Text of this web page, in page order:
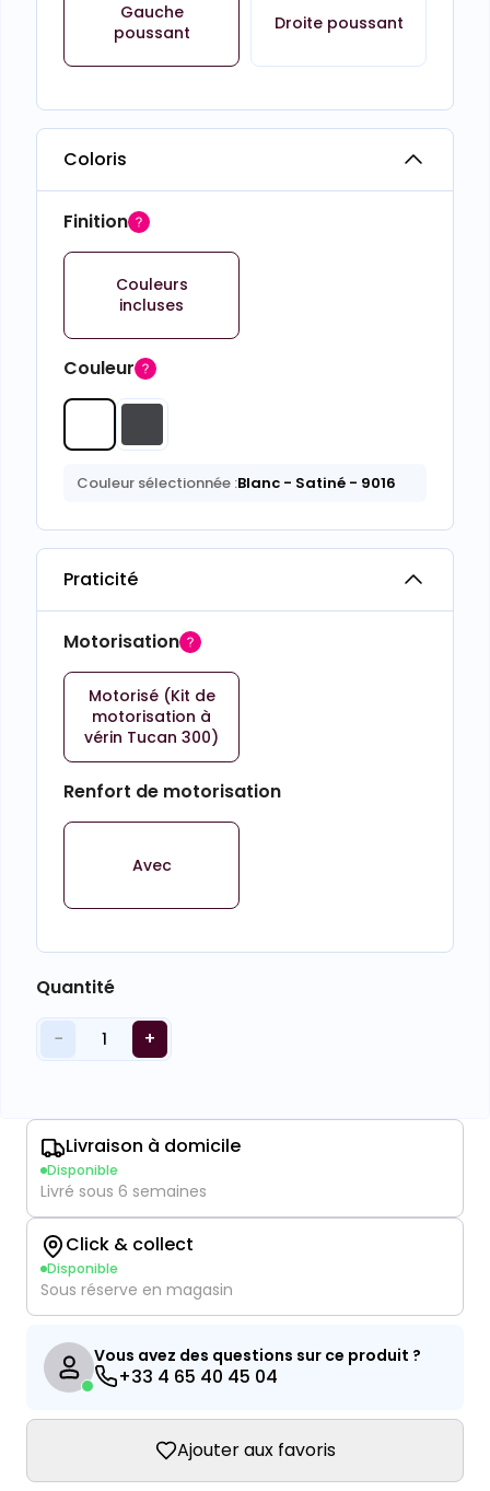
Gauche
poussant
Droite poussant
Coloris
Finition
Couleurs
incluses
Couleur
Couleur sélectionnée :Blanc - Satiné - 9016
Praticité
Motorisation
Motorisé (Kit de
motorisation à
vérin Tucan 300)
Renfort de motorisation
Avec
Quantité
− 1 +
Livraison à domicile
Disponible
Livré sous 6 semaines
Click & collect
Disponible
Sous réserve en magasin
Vous avez des questions sur ce produit ?
+33 4 65 40 45 04
Ajouter aux favoris